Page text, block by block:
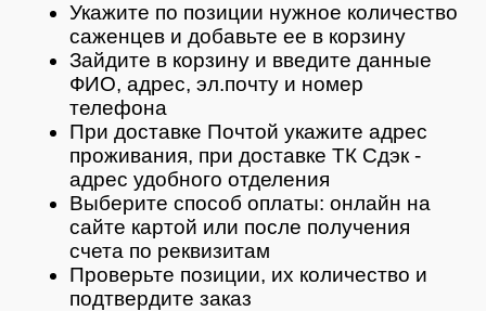
Укажите по позиции нужное количество
саженцев и добавьте ее в корзину
Зайдите в корзину и введите данные
ФИО, адрес, эл.почту и номер
телефона
При доставке Почтой укажите адрес
проживания, при доставке ТК Сдэк -
адрес удобного отделения
Выберите способ оплаты: онлайн на
сайте картой или после получения
счета по реквизитам
Проверьте позиции, их количество и
подтвердите заказ